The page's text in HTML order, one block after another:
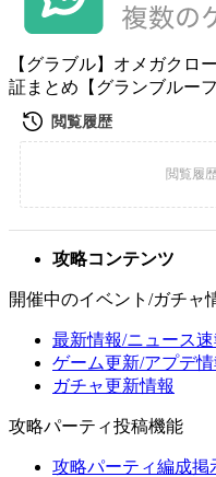
【グラブル】オメガクロ
証まとめ【グランブルー
攻略コンテンツ
開催中のイベント/ガチャ
最新情報/ニュース速
ゲーム更新/アプデ情
ガチャ更新情報
攻略パーティ投稿機能
攻略パーティ編成掲